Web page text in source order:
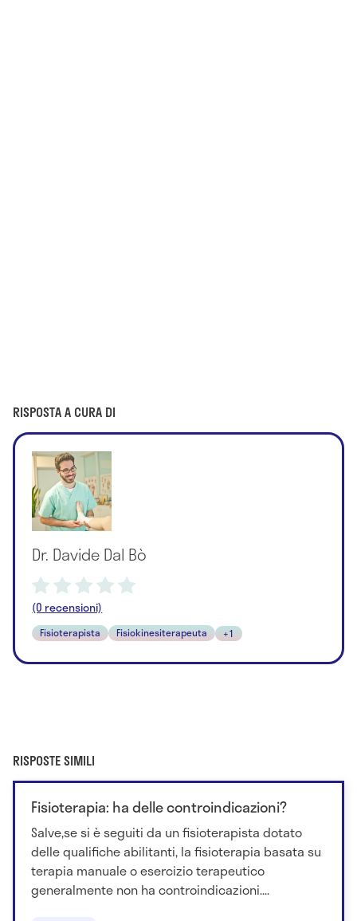
RISPOSTA A CURA DI
Dr. Davide Dal Bò
(0 recensioni)
Fisioterapista Fisiokinesiterapeuta +1
RISPOSTE SIMILI
Fisioterapia: ha delle controindicazioni?
Salve,se si è seguiti da un fisioterapista dotato
delle qualifiche abilitanti, la fisioterapia basata su
terapia manuale o esercizio terapeutico
generalmente non ha controindicazioni....